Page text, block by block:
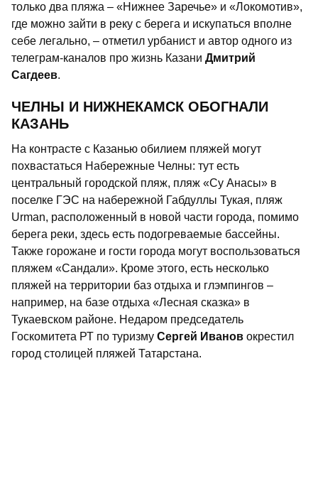
только два пляжа – «Нижнее Заречье» и «Локомотив»,
где можно зайти в реку с берега и искупаться вполне
себе легально, – отметил урбанист и автор одного из
телеграм-каналов про жизнь Казани Дмитрий
Сагдеев.
ЧЕЛНЫ И НИЖНЕКАМСК ОБОГНАЛИ
КАЗАНЬ
На контрасте с Казанью обилием пляжей могут
похвастаться Набережные Челны: тут есть
центральный городской пляж, пляж «Су Анасы» в
поселке ГЭС на набережной Габдуллы Тукая, пляж
Urman, расположенный в новой части города, помимо
берега реки, здесь есть подогреваемые бассейны.
Также горожане и гости города могут воспользоваться
пляжем «Сандали». Кроме этого, есть несколько
пляжей на территории баз отдыха и глэмпингов –
например, на базе отдыха «Лесная сказка» в
Тукаевском районе. Недаром председатель
Госкомитета РТ по туризму Сергей Иванов окрестил
город столицей пляжей Татарстана.